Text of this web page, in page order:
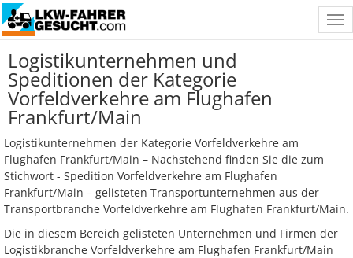
Logistikunternehmen und
Speditionen der Kategorie
Vorfeldverkehre am Flughafen
Frankfurt/Main
Logistikunternehmen der Kategorie Vorfeldverkehre am
Flughafen Frankfurt/Main – Nachstehend finden Sie die zum
Stichwort - Spedition Vorfeldverkehre am Flughafen
Frankfurt/Main – gelisteten Transportunternehmen aus der
Transportbranche Vorfeldverkehre am Flughafen Frankfurt/Main.
Die in diesem Bereich gelisteten Unternehmen und Firmen der
Logistikbranche Vorfeldverkehre am Flughafen Frankfurt/Main